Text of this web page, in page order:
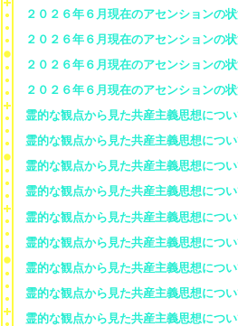
２０２６年６月現在のアセンションの
２０２６年６月現在のアセンションの
２０２６年６月現在のアセンションの
２０２６年６月現在のアセンションの
霊的な観点から見た共産主義思想につ
霊的な観点から見た共産主義思想につ
霊的な観点から見た共産主義思想につ
霊的な観点から見た共産主義思想につ
霊的な観点から見た共産主義思想につ
霊的な観点から見た共産主義思想につ
霊的な観点から見た共産主義思想につ
霊的な観点から見た共産主義思想につ
霊的な観点から見た共産主義思想につ